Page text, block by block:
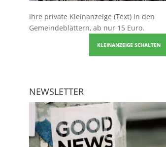
Ihre private Kleinanzeige (Text) in den
Gemeindeblättern, ab nur 15 Euro.
KLEINANZEIGE SCHALTEN
NEWSLETTER